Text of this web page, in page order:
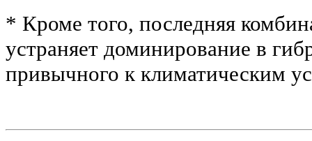
* Кроме того, последняя
устраняет доминирование в
привычного к климатическим